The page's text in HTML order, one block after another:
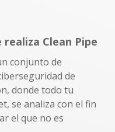
realiza Clean Pipe
conjunto de
de
donde todo tu
se analiza con el fin
el que no es